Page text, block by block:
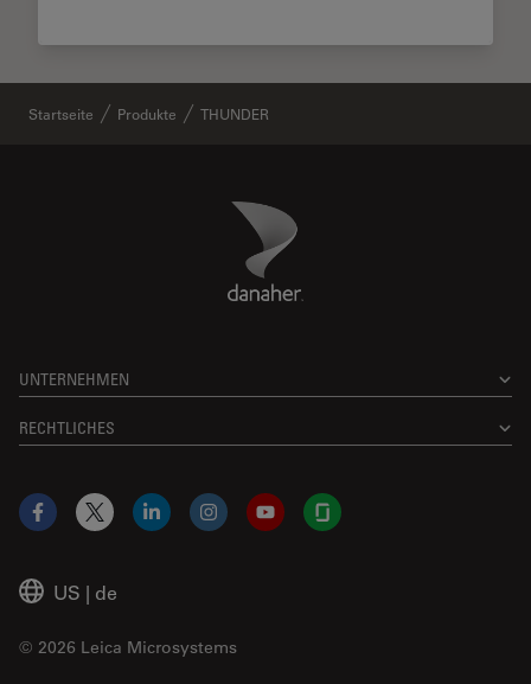
Startseite Produkte THUNDER
Danaher Logo
UNTERNEHMEN
RECHTLICHES
US | de
© 2026 Leica Microsystems
Facebook
X LinkedInInstagramYouTubeGlassdoor